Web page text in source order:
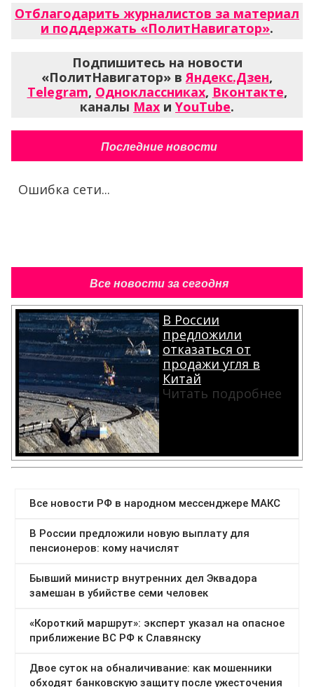
Отблагодарить журналистов за материал
и поддержать «ПолитНавигатор».
Подпишитесь на новости
«ПолитНавигатор» вЯндекс.Дзен,
Telegram, Одноклассниках, Вконтакте,
каналы Max и YouTube.
Последние новости
Ошибка сети...
Все новости за сегодня
В России
предложили
отказаться от
продажи угля в
Китай
Читать подробнее